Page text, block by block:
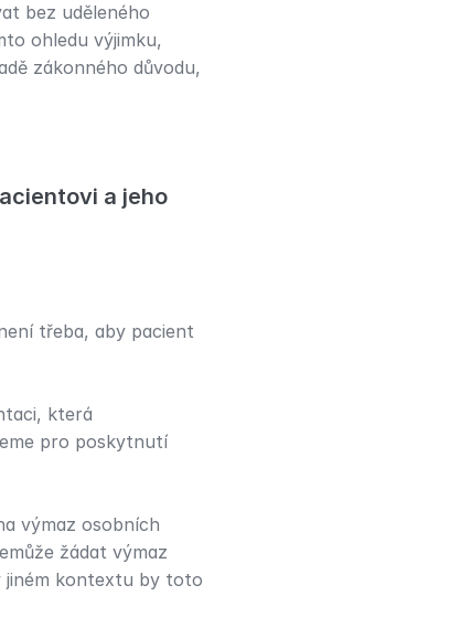
bez uděleného
ohledu výjimku,
zákonného důvodu,
a jeho
třeba, aby pacient
která
pro poskytnutí
výmaz osobních
žádat výmaz
jiném kontextu by toto